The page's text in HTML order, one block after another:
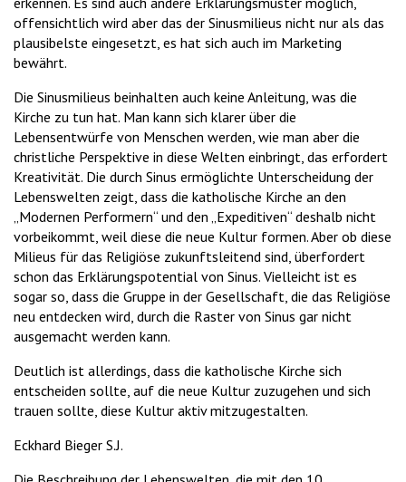
offensichtlich wird aber das der Sinusmilieus nicht nur als das
plausibelste eingesetzt, es hat sich auch im Marketing
bewährt.
Die Sinusmilieus beinhalten auch keine Anleitung, was die
Kirche zu tun hat. Man kann sich klarer über die
Lebensentwürfe von Menschen werden, wie man aber die
christliche Perspektive in diese Welten einbringt, das erfordert
Kreativität. Die durch Sinus ermöglichte Unterscheidung der
Lebenswelten zeigt, dass die katholische Kirche an den
„Modernen Performern“ und den „Expeditiven“ deshalb nicht
vorbeikommt, weil diese die neue Kultur formen. Aber ob diese
Milieus für das Religiöse zukunftsleitend sind, überfordert
schon das Erklärungspotential von Sinus. Vielleicht ist es
sogar so, dass die Gruppe in der Gesellschaft, die das Religiöse
neu entdecken wird, durch die Raster von Sinus gar nicht
ausgemacht werden kann.
Deutlich ist allerdings, dass die katholische Kirche sich
entscheiden sollte, auf die neue Kultur zuzugehen und sich
trauen sollte, diese Kultur aktiv mitzugestalten.
Eckhard Bieger S.J.